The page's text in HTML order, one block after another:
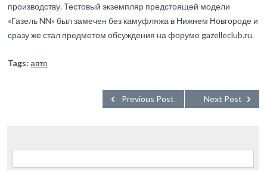
производству. Тестовый экземпляр предстоящей модели
«Газель NN» был замечен без камуфляжа в Нижнем Новгороде и
сразу же стал предметом обсуждения на форуме gazelleclub.ru.
Tags: авто
Next Post
Previous Post
Найти: